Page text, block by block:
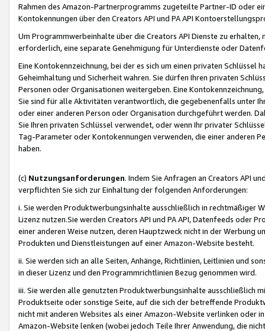
Rahmen des Amazon-Partnerprogramms zugeteilte Partner-ID oder
Kontokennungen über den Creators API und PA API
Um Programmwerbeinhalte über die Creators API Dienste zu
erforderlich, eine separate Genehmigung für Unterdienste oder
Eine Kontokennzeichnung, bei der es sich um einen privaten
Geheimhaltung und Sicherheit wahren. Sie dürfen Ihren privaten
Personen oder Organisationen weitergeben. Eine
Sie sind für alle Aktivitäten verantwortlich, die gegebenenfalls unter
oder einer anderen Person oder Organisation durchgeführt werden.
Sie Ihren privaten Schlüssel verwendet, oder wenn Ihr privater
Tag-Parameter oder Kontokennungen verwenden, die einer anderen
haben.
(c) Nutzungsanforderungen. Indem Sie Anfragen an Creators API
verpflichten Sie sich zur Einhaltung der folgenden Anforderungen:
i. Sie werden Produktwerbungsinhalte ausschließlich in rechtmäßiger
Lizenz nutzen.Sie werden Creators API und PA API, Datenfeeds oder
einer anderen Weise nutzen, deren Hauptzweck nicht in der Werbung
Produkten und Dienstleistungen auf einer Amazon-Website besteht.
ii. Sie werden sich an alle Seiten, Anhänge, Richtlinien, Leitlinien und
in dieser Lizenz und den Programmrichtlinien Bezug genommen wird.
iii. Sie werden alle genutzten Produktwerbungsinhalte ausschließlich
Produktseite oder sonstige Seite, auf die sich der betreffende
nicht mit anderen Websites als einer Amazon-Website verlinken oder
Amazon-Website lenken (wobei jedoch Teile Ihrer Anwendung, die